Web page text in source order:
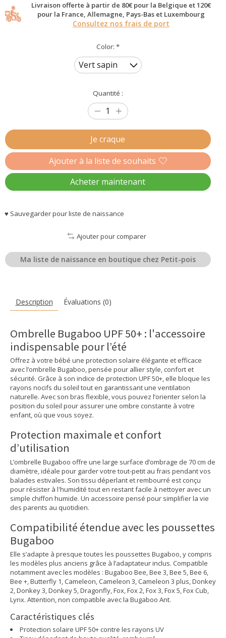
Livraison offerte à partir de 80€ pour la Belgique et 120€
pour la France, Allemagne, Pays-Bas et Luxembourg
Consultez nos frais de port
Color: *
Quantité :
Je craque
Ajouter à la liste de souhaits
Acheter maintenant
♥ Sauvegarder pour liste de naissance
Ajouter pour comparer
Ma liste de naissance en boutique chez Petit-pois
Description Évaluations (0)
Ombrelle Bugaboo UPF 50+ : l'accessoire
indispensable pour l’été
Offrez à votre bébé une protection solaire élégante et efficace
avec l’ombrelle Bugaboo, pensée pour allier style, confort et
sécurité. Grâce à son indice de protection UPF 50+, elle bloque les
rayons nocifs du soleil tout en garantissant une ventilation
naturelle. Avec son bras flexible, vous pouvez l’orienter selon la
position du soleil pour assurer une ombre constante à votre
enfant, où que vous soyez.
Protection maximale et confort
d’utilisation
L’ombrelle Bugaboo offre une large surface d’ombrage de 70 cm de
diamètre, idéale pour garder votre tout-petit au frais pendant vos
balades estivales. Son tissu déperlant et rembourré est conçu
pour résister à l'humidité tout en restant facile à nettoyer avec un
simple chiffon humide. Un accessoire pensé pour simplifier la vie
des parents au quotidien.
Compatibilité étendue avec les poussettes
Bugaboo
Elle s’adapte à presque toutes les poussettes Bugaboo, y compris
les modèles plus anciens grâce à l’adaptateur inclus. Compatible
notamment avec les modèles : Bugaboo Bee, Bee 3, Bee 5, Bee 6,
Bee +, Butterfly 1, Cameleon, Cameleon 3, Cameleon 3 plus, Donkey
2, Donkey 3, Donkey 5, Dragonfly, Fox, Fox 2, Fox 3, Fox 5, Fox Cub,
Lynx. Attention, non compatible avec la Bugaboo Ant.
Caractéristiques clés
Protection solaire UPF 50+ contre les rayons UV